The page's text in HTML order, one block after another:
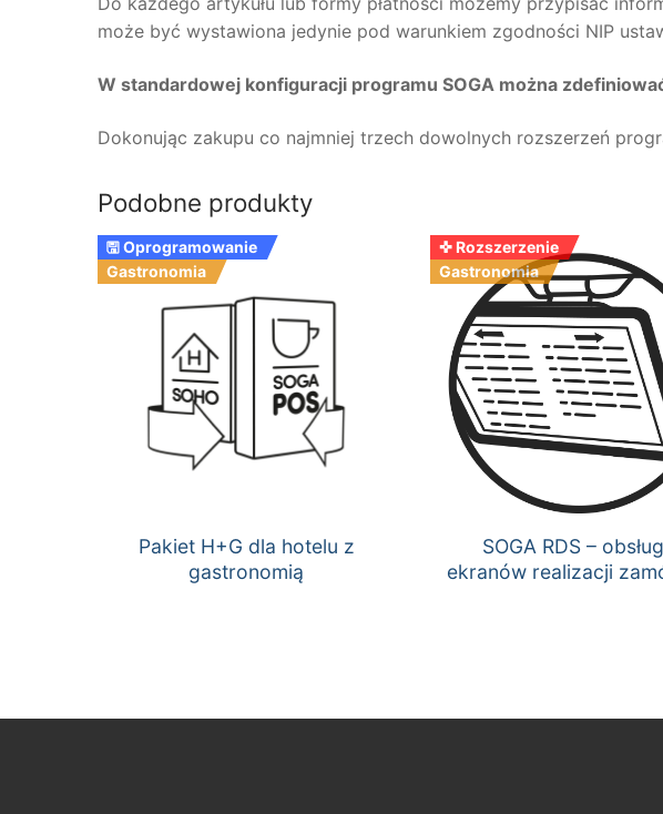
może być wystawiona jedynie pod warunkiem zgodności NIP
W standardowej konfiguracji programu SOGA można
Dokonując zakupu co najmniej trzech dowolnych rozszerzeń
Podobne produkty
🖫 Oprogramowanie
Gastronomia
Pakiet H+G dla hotelu z
gastronomią
✜ Rozszerzenie
Gastronomia
SOGA RDS –
ekranów realizacji